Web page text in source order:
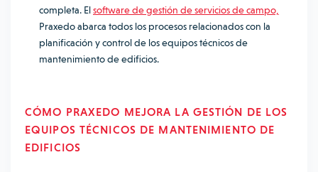
completa. Elsoftware de gestión de servicios de campo,
Praxedo abarca todos los procesos relacionados con la
planificación y control de los equipos técnicos de
mantenimiento de edificios.
CÓMO PRAXEDO MEJORA LA GESTIÓN DE LOS
EQUIPOS TÉCNICOS DE MANTENIMIENTO DE
EDIFICIOS